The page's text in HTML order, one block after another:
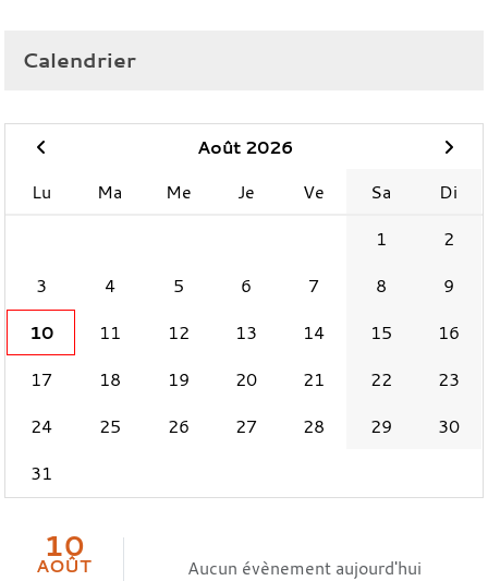
Calendrier
Août 2026
Lu
Ma Me Je Ve Sa
Di
1
2
3
4 5 6 7 8
9
10
11 12 13 14 15
16
17
18 19 20 21 22
23
24
25 26 27 28 29
30
31
10
AOÛT Aucun évènement aujourd'hui